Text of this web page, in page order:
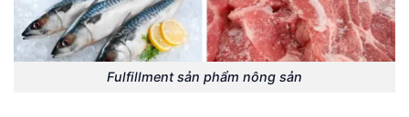
Fulfillment sản phẩm nông sản